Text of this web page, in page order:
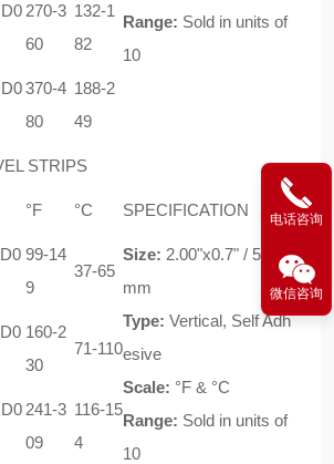
Range: Sold in units of
10
270-3
60
132-1
82
370-4
80
188-2
49
STRIPS
°F °C SPECIFICATION
99-14
9
37-65
Size: 2.00"x0.7" / 51x18
mm
Type: Vertical, Self Adh
esive
Scale: °F & °C
Range: Sold in units of
10
160-2
30
71-110
241-3
09
116-15
4
电话咨询
微信咨询